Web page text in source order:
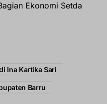
Ekonomi Setda
Ina Kartika Sari
Barru